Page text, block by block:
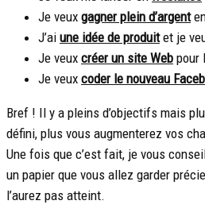
Je veux gagner plein d’argent
J’ai une idée de produitet je
Je veux créer un site Web pour
Je veux coder le nouveau
Bref ! Il y a pleins d’objectifs mais
défini, plus vous augmenterez vos
Une fois que c’est fait, je vous
un papier que vous allez garder
l’aurez pas atteint.